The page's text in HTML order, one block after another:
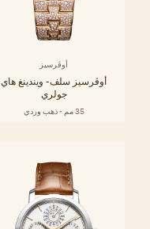
أوڤرسيز
أوڤرسيز سلف- ويندينغ هاي
جولري
35 مم - ذهب وردي